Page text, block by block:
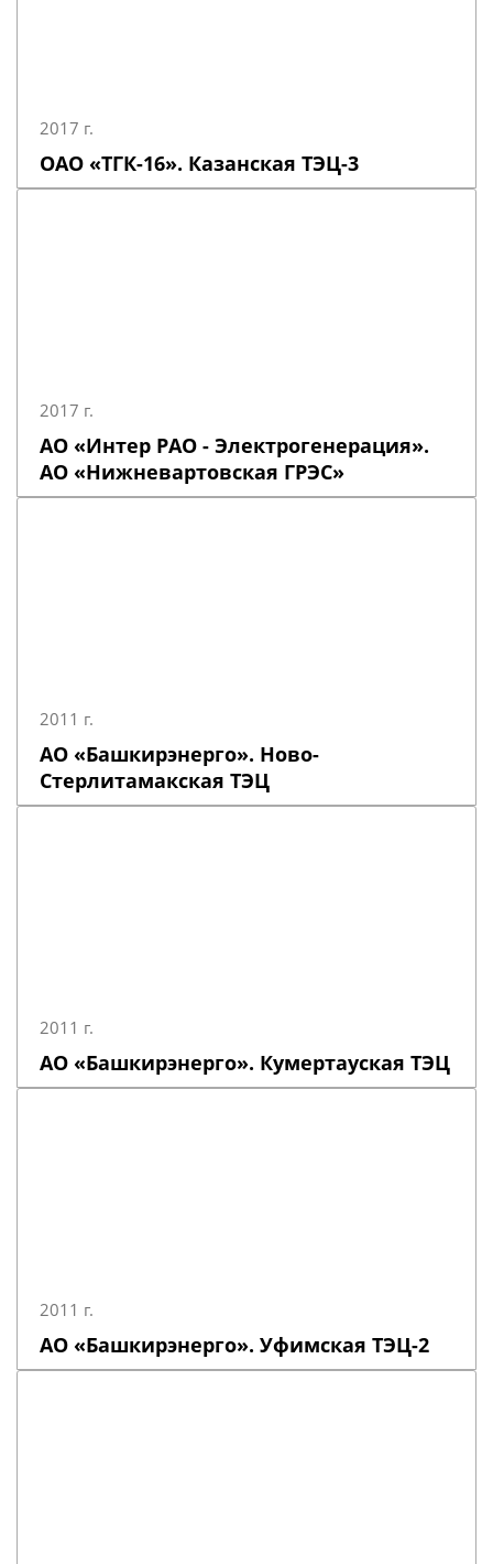
2017 г.
ОАО «ТГК-16». Казанская ТЭЦ-3
2017 г.
АО «Интер РАО - Электрогенерация».
АО «Нижневартовская ГРЭС»
2011 г.
АО «Башкирэнерго». Ново-
Стерлитамакская ТЭЦ
2011 г.
АО «Башкирэнерго». Кумертауская ТЭЦ
2011 г.
АО «Башкирэнерго». Уфимская ТЭЦ-2